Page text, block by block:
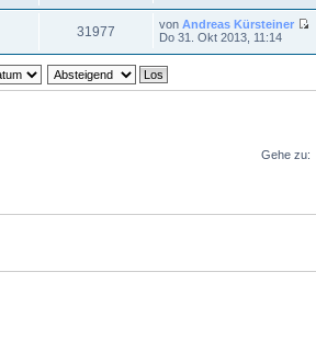
31977 vonAndreas Kürsteiner
Do 31. Okt 2013, 11:14
Gehe zu: